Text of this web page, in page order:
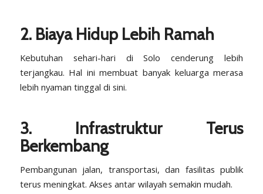
2. Biaya Hidup Lebih Ramah
Kebutuhan sehari-hari di Solo cenderung lebih
terjangkau. Hal ini membuat banyak keluarga merasa
lebih nyaman tinggal di sini.
3. Infrastruktur Terus
Berkembang
Pembangunan jalan, transportasi, dan fasilitas publik
terus meningkat. Akses antar wilayah semakin mudah.